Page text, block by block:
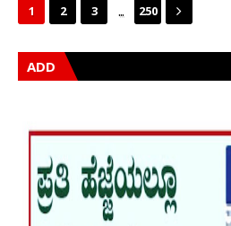
1 2 3 ... 250
ADD